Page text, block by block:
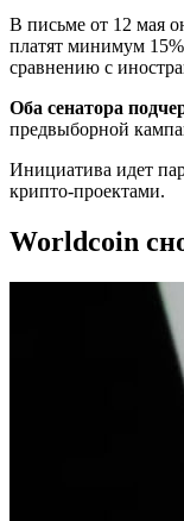
В письме от 12 мая
платят минимум
сравнению с
Оба сенатора
предвыборной
Инициатива идет
крипто-проектами.
Worldcoin